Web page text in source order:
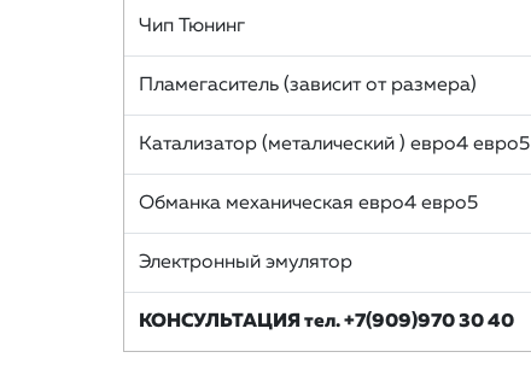
Чип Тюнинг
Пламегаситель (зависит от размера)
Катализатор (металический ) евро4 евро5
Обманка механическая евро4 евро5
Электронный эмулятор
КОНСУЛЬТАЦИЯ тел. +7(909)970 30 40